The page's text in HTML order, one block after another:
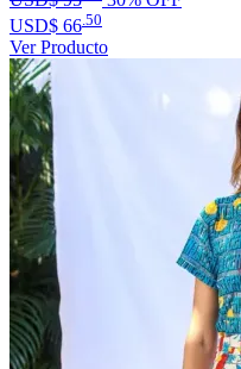
USD$ 66 .50
Ver Producto